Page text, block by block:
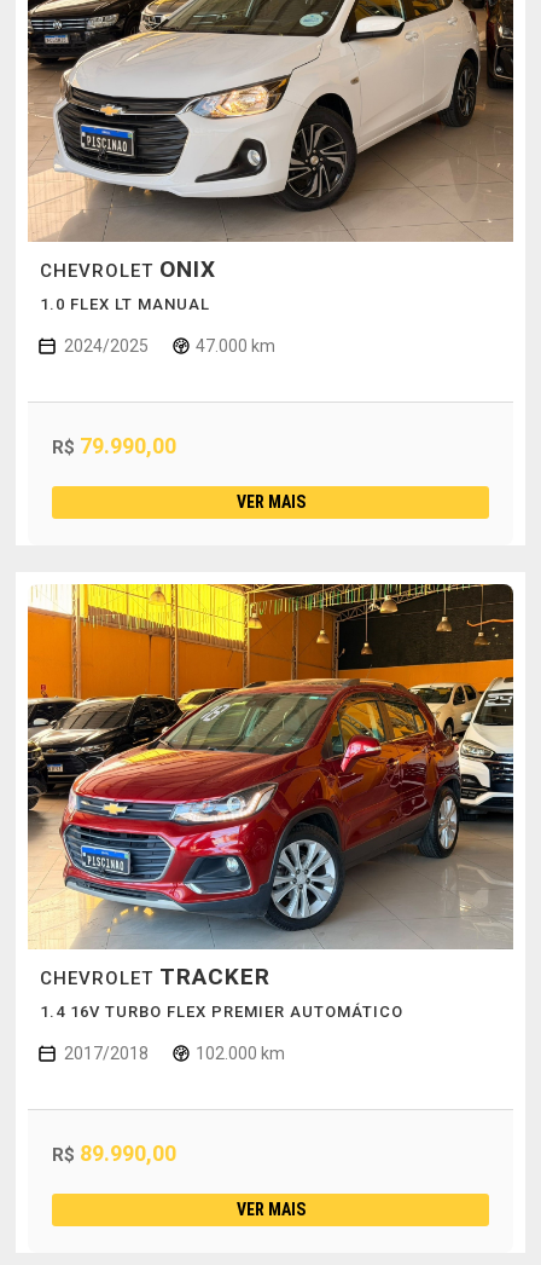
CHEVROLET ONIX
1.0 FLEX LT MANUAL
2024/2025 47.000 km
R$ 79.990,00
VER MAIS
CHEVROLET TRACKER
1.4 16V TURBO FLEX PREMIER AUTOMÁTICO
2017/2018 102.000 km
R$ 89.990,00
VER MAIS